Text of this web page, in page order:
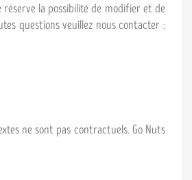
la possibilité de modifier et de
questions veuillez nous contacter :
ne sont pas contractuels. Go Nuts